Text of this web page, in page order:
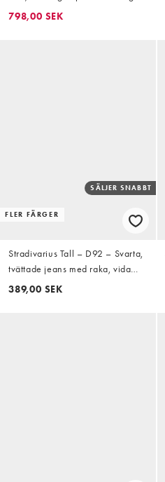
midja
798,00 SEK
FLER FÄRGER
SÄLJER SNABBT
Stradivarius Tall – D92 – Svarta,
tvättade jeans med raka, vida
ben
389,00 SEK